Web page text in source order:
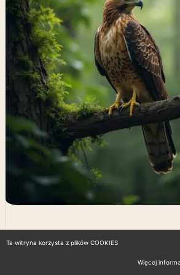
Jastrząb w Polsce:
Siedliska,
Ta witryna korzysta z plików COOKIES
Więcej